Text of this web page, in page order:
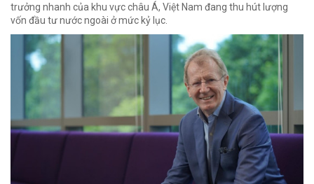
trưởng nhanh của khu vực châu Á, Việt Nam đang thu hút lượng
vốn đầu tư nước ngoài ở mức kỷ lục.